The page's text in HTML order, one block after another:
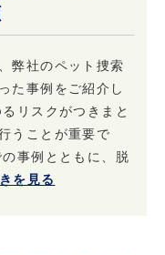
弊社のペット捜索
た事例をご紹介し
リスクがつきまと
うことが重要で
事例とともに、脱
を見る